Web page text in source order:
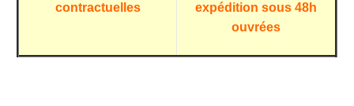
contractuelles
expédition sous 48h
ouvrées